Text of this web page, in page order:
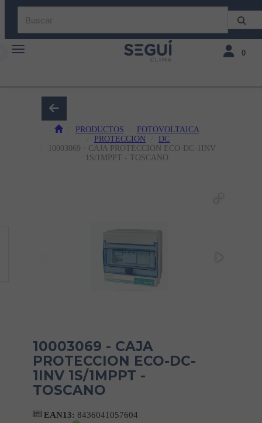
Toggle navigation Toggle
0
PRODUCTOS
FOTOVOLTAICA
PROTECCION
DC
10003069 - CAJA PROTECCION ECO-DC-1INV
1S/1MPPT - TOSCANO
10003069 - CAJA
PROTECCION ECO-DC-
1INV 1S/1MPPT -
TOSCANO
EAN13: 8436041057604